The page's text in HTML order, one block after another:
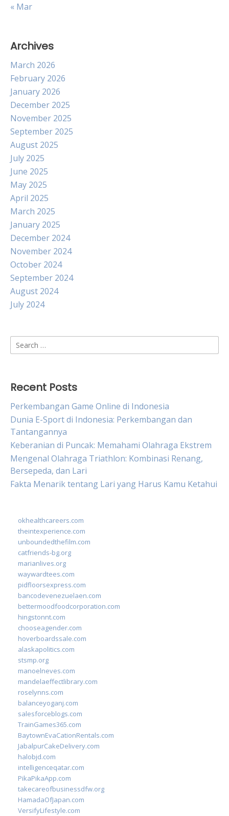
« Mar
Archives
March 2026
February 2026
January 2026
December 2025
November 2025
September 2025
August 2025
July 2025
June 2025
May 2025
April 2025
March 2025
January 2025
December 2024
November 2024
October 2024
September 2024
August 2024
July 2024
Search
for:
Recent Posts
Perkembangan Game Online di Indonesia
Dunia E-Sport di Indonesia: Perkembangan dan
Tantangannya
Keberanian di Puncak: Memahami Olahraga Ekstrem
Mengenal Olahraga Triathlon: Kombinasi Renang,
Bersepeda, dan Lari
Fakta Menarik tentang Lari yang Harus Kamu Ketahui
okhealthcareers.com
theintexperience.com
unboundedthefilm.com
catfriends-bg.org
marianlives.org
waywardtees.com
pidfloorsexpress.com
bancodevenezuelaen.com
bettermoodfoodcorporation.com
hingstonnt.com
chooseagender.com
hoverboardssale.com
alaskapolitics.com
stsmp.org
manoelneves.com
mandelaeffectlibrary.com
roselynns.com
balanceyoganj.com
salesforceblogs.com
TrainGames365.com
BaytownEvaCationRentals.com
JabalpurCakeDelivery.com
halobjd.com
intelligenceqatar.com
PikaPikaApp.com
takecareofbusinessdfw.org
HamadaOfJapan.com
VersifyLifestyle.com